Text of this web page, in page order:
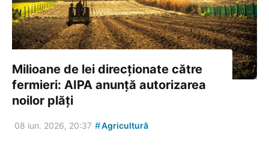
Milioane de lei direcționate către
fermieri: AIPA anunță autorizarea
noilor plăți
08 iun. 2026, 20:37 #Agricultură